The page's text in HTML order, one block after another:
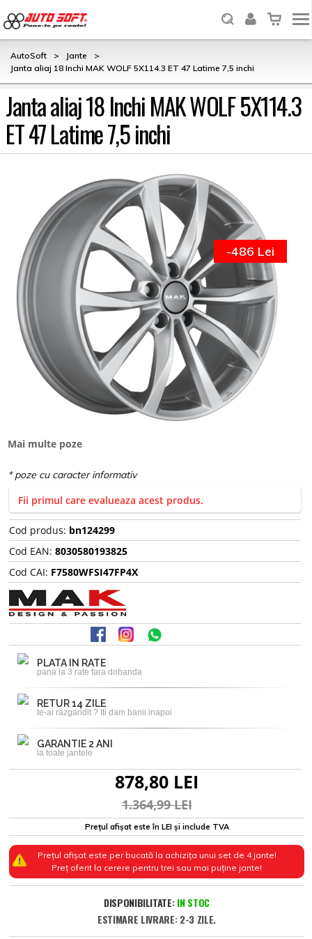
AutoSoft > Jante
>
Janta aliaj 18 Inchi MAK WOLF 5X114.3 ET 47 Latime 7,5 inchi
Janta aliaj 18 Inchi MAK WOLF 5X114.3
ET 47 Latime 7,5 inchi
Mai multe poze
-486 Lei
Fii primul care evalueaza acest produs.
Cod produs: bn124299
Cod EAN: 8030580193825
Cod CAI: F7580WFSI47FP4X
PLATA IN RATE
pana la 3 rate fara dobanda
RETUR 14 ZILE
te-ai razgandit ? Iti dam banii inapoi
GARANTIE 2 ANI
la toate jantele
878,80 LEI
1.364,99 LEI
Prețul afișat este în LEI și include TVA
Prețul afișat este per bucată la achizița unui set de 4 jante!
Preț oferit la cerere pentru trei sau mai puține jante!
DISPONIBILITATE: IN STOC
ESTIMARE LIVRARE: 2-3 ZILE.